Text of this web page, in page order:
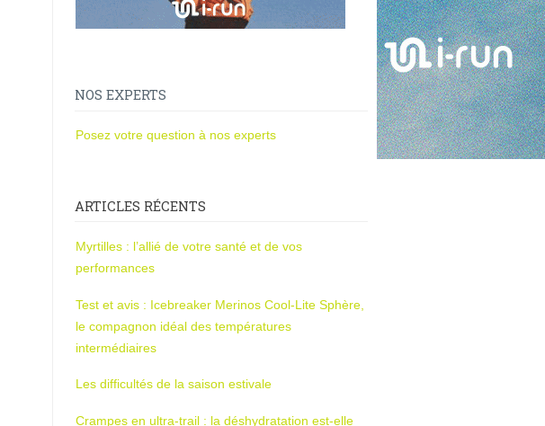
NOS EXPERTS
Posez votre question à nos experts
ARTICLES RÉCENTS
Myrtilles : l’allié de votre santé et de vos
performances
Test et avis : Icebreaker Merinos Cool-Lite Sphère,
le compagnon idéal des températures
intermédiaires
Les difficultés de la saison estivale
Crampes en ultra-trail : la déshydratation est-elle